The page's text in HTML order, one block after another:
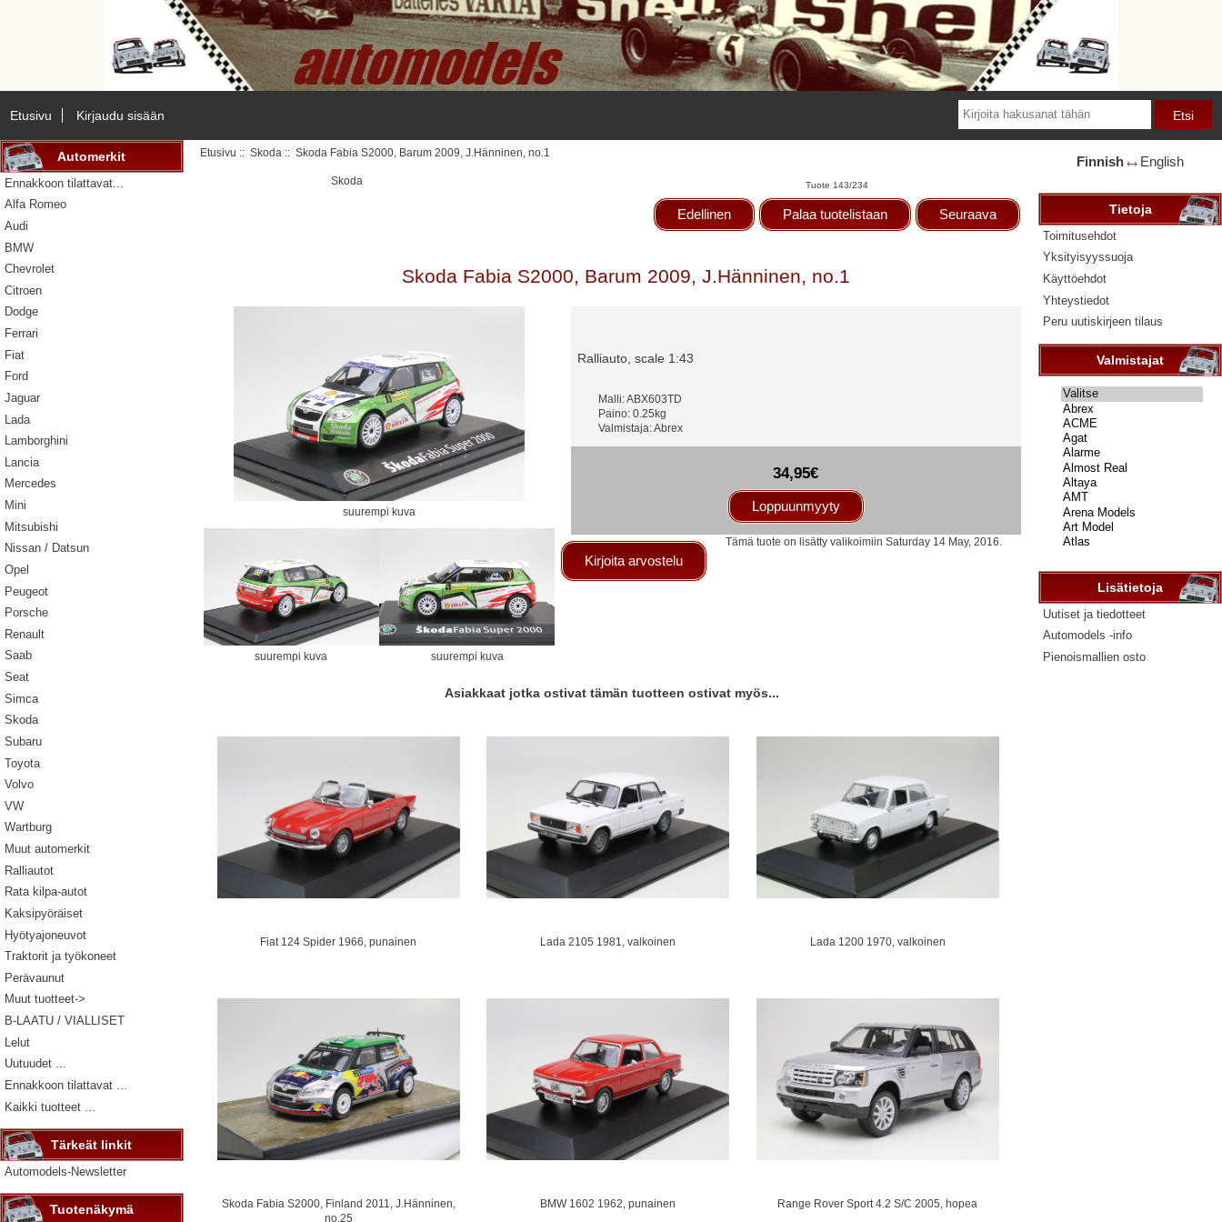
Etusivu Kirjaudu sisään
Automerkit
Ennakkoon tilattavat...
Alfa Romeo
Audi
BMW
Chevrolet
Citroen
Dodge
Ferrari
Fiat
Ford
Jaguar
Lada
Lamborghini
Lancia
Mercedes
Mini
Mitsubishi
Nissan / Datsun
Opel
Peugeot
Porsche
Renault
Saab
Seat
Simca
Skoda
Subaru
Toyota
Volvo
VW
Wartburg
Muut automerkit
Ralliautot
Rata kilpa-autot
Kaksipyöräiset
Hyötyajoneuvot
Traktorit ja työkoneet
Perävaunut
Muut tuotteet->
B-LAATU / VIALLISET
Lelut
Uutuudet ...
Ennakkoon tilattavat ...
Kaikki tuotteet ...
Tärkeät linkit
Automodels-Newsletter
Tuotenäkymä
Etusivu ::Skoda :: Skoda Fabia S2000, Barum 2009, J.Hänninen, no.1
Skoda Tuote 143/234
Edellinen Palaa tuotelistaan Seuraava
Skoda Fabia S2000, Barum 2009, J.Hänninen, no.1
suurempi kuva
suurempi kuva suurempi kuva
Ralliauto, scale 1:43
Malli: ABX603TD
Paino: 0.25kg
Valmistaja: Abrex
34,95€
Loppuunmyyty
Kirjoita arvostelu
Tämä tuote on lisätty valikoimiin Saturday 14 May, 2016.
Asiakkaat jotka ostivat tämän tuotteen ostivat myös...
Fiat 124 Spider 1966, punainen Lada 2105 1981, valkoinen Lada 1200 1970, valkoinen
Skoda Fabia S2000, Finland 2011, J.Hänninen,
no.25
BMW 1602 1962, punainen Range Rover Sport 4.2 S/C 2005, hopea
Finnish 🡘 English
Tietoja
Toimitusehdot
Yksityisyyssuoja
Käyttöehdot
Yhteystiedot
Peru uutiskirjeen tilaus
Valmistajat
Valitse
...
Lisätietoja
Uutiset ja tiedotteet
Automodels -info
Pienoismallien osto